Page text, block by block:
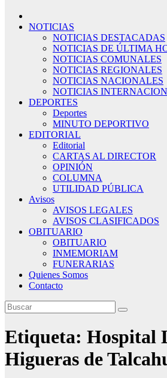
NOTICIAS
NOTICIAS DESTACADAS
NOTICIAS DE ÚLTIMA
NOTICIAS COMUNALES
NOTICIAS REGIONALES
NOTICIAS NACIONALES
NOTICIAS
DEPORTES
Deportes
MINUTO DEPORTIVO
EDITORIAL
Editorial
CARTAS AL DIRECTOR
OPINIÓN
COLUMNA
UTILIDAD PÚBLICA
Avisos
AVISOS LEGALES
AVISOS CLASIFICADOS
OBITUARIO
OBITUARIO
INMEMORIAM
FUNERARIAS
Quienes Somos
Contacto
Etiqueta: Hospital
Higueras de